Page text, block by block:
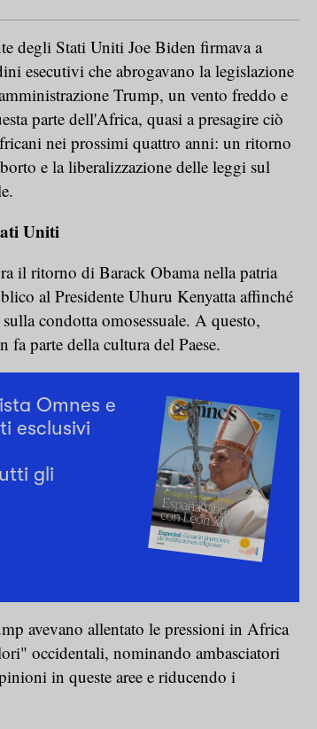
degli Stati Uniti Joe Biden firmava a
esecutivi che abrogavano la legislazione
Trump, un vento freddo e
parte dell'Africa, quasi a presagire ciò
nei prossimi quattro anni: un ritorno
e la liberalizzazione delle leggi sul
Uniti
il ritorno di Barack Obama nella patria
al Presidente Uhuru Kenyatta affinché
condotta omosessuale. A questo,
fa parte della cultura del Paese.
Omnes e
esclusivi
gli
avevano allentato le pressioni in Africa
occidentali, nominando ambasciatori
in queste aree e riducendo i